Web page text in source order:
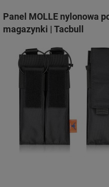
Panel MOLLE nylonowa
magazynki | Tacbull